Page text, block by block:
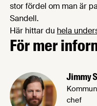
stor fördel om man är
Sandell.
Här hittar du hela
För mer
Jimmy
chef